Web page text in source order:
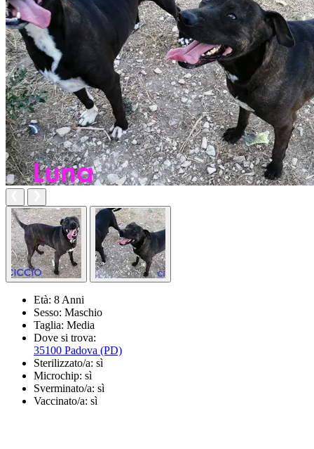
Età: 8 Anni
Sesso: Maschio
Taglia: Media
Dove si trova:
35100 Padova (PD)
Sterilizzato/a: sì
Microchip: sì
Sverminato/a: sì
Vaccinato/a: sì